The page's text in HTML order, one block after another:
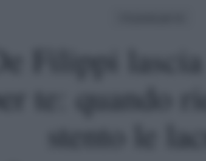
Filippi lascia
te: quando
stento le